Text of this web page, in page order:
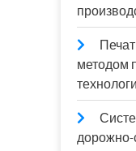
методом
дорожно-